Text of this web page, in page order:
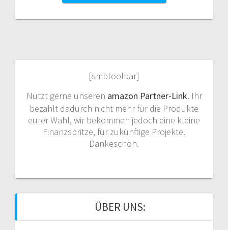
[smbtoolbar]
Nutzt gerne unseren amazon Partner-Link. Ihr
bezahlt dadurch nicht mehr für die Produkte
eurer Wahl, wir bekommen jedoch eine kleine
Finanzspritze, für zukünftige Projekte.
Dankeschön.
ÜBER UNS: